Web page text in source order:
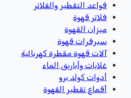
قواعد التقطير والفلاتر
فلاتر قهوة
ميزان القهوة
سيرفرات قهوة
آلات قهوة مقطرة كهربائية
غلايات وأباريق الماء
أدوات كولد برو
أقماع تقطير القهوة